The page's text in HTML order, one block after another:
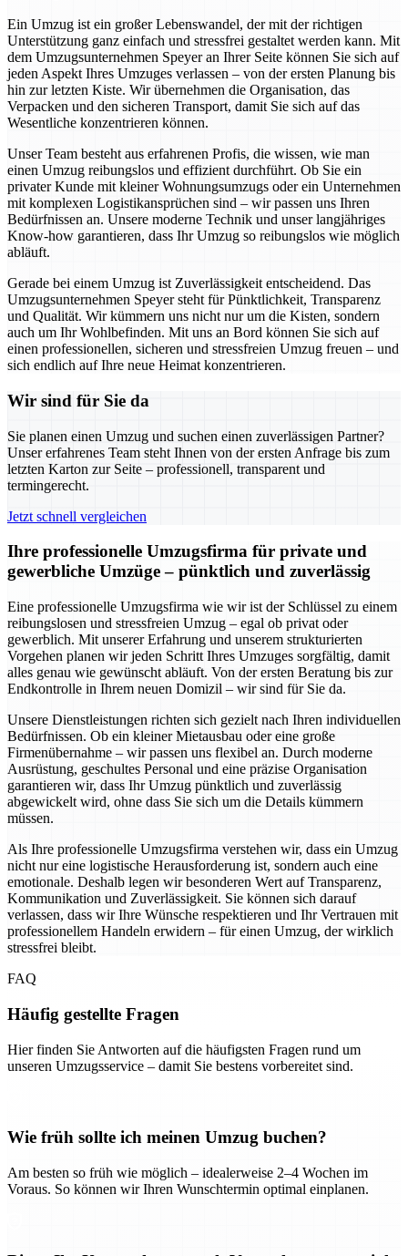
Ein Umzug ist ein großer Lebenswandel, der mit der richtigen
Unterstützung ganz einfach und stressfrei gestaltet werden kann. Mit
dem Umzugsunternehmen Speyer an Ihrer Seite können Sie sich auf
jeden Aspekt Ihres Umzuges verlassen – von der ersten Planung bis
hin zur letzten Kiste. Wir übernehmen die Organisation, das
Verpacken und den sicheren Transport, damit Sie sich auf das
Wesentliche konzentrieren können.
Unser Team besteht aus erfahrenen Profis, die wissen, wie man
einen Umzug reibungslos und effizient durchführt. Ob Sie ein
privater Kunde mit kleiner Wohnungsumzugs oder ein Unternehmen
mit komplexen Logistikansprüchen sind – wir passen uns Ihren
Bedürfnissen an. Unsere moderne Technik und unser langjähriges
Know-how garantieren, dass Ihr Umzug so reibungslos wie möglich
abläuft.
Gerade bei einem Umzug ist Zuverlässigkeit entscheidend. Das
Umzugsunternehmen Speyer steht für Pünktlichkeit, Transparenz
und Qualität. Wir kümmern uns nicht nur um die Kisten, sondern
auch um Ihr Wohlbefinden. Mit uns an Bord können Sie sich auf
einen professionellen, sicheren und stressfreien Umzug freuen – und
sich endlich auf Ihre neue Heimat konzentrieren.
Wir sind für Sie da
Sie planen einen Umzug und suchen einen zuverlässigen Partner?
Unser erfahrenes Team steht Ihnen von der ersten Anfrage bis zum
letzten Karton zur Seite – professionell, transparent und
termingerecht.
Jetzt schnell vergleichen
Ihre professionelle Umzugsfirma für private und
gewerbliche Umzüge – pünktlich und zuverlässig
Eine professionelle Umzugsfirma wie wir ist der Schlüssel zu einem
reibungslosen und stressfreien Umzug – egal ob privat oder
gewerblich. Mit unserer Erfahrung und unserem strukturierten
Vorgehen planen wir jeden Schritt Ihres Umzuges sorgfältig, damit
alles genau wie gewünscht abläuft. Von der ersten Beratung bis zur
Endkontrolle in Ihrem neuen Domizil – wir sind für Sie da.
Unsere Dienstleistungen richten sich gezielt nach Ihren individuellen
Bedürfnissen. Ob ein kleiner Mietausbau oder eine große
Firmenübernahme – wir passen uns flexibel an. Durch moderne
Ausrüstung, geschultes Personal und eine präzise Organisation
garantieren wir, dass Ihr Umzug pünktlich und zuverlässig
abgewickelt wird, ohne dass Sie sich um die Details kümmern
müssen.
Als Ihre professionelle Umzugsfirma verstehen wir, dass ein Umzug
nicht nur eine logistische Herausforderung ist, sondern auch eine
emotionale. Deshalb legen wir besonderen Wert auf Transparenz,
Kommunikation und Zuverlässigkeit. Sie können sich darauf
verlassen, dass wir Ihre Wünsche respektieren und Ihr Vertrauen mit
professionellem Handeln erwidern – für einen Umzug, der wirklich
stressfrei bleibt.
FAQ
Häufig gestellte Fragen
Hier finden Sie Antworten auf die häufigsten Fragen rund um
unseren Umzugsservice – damit Sie bestens vorbereitet sind.
Wie früh sollte ich meinen Umzug buchen?
Am besten so früh wie möglich – idealerweise 2–4 Wochen im
Voraus. So können wir Ihren Wunschtermin optimal einplanen.